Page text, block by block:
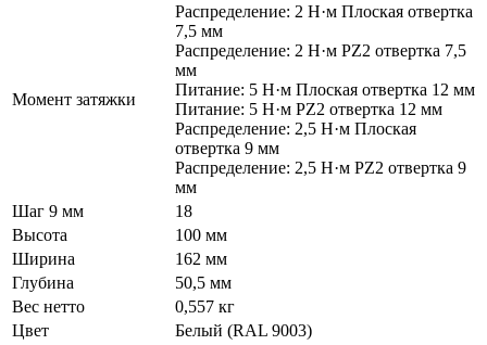
Момент затяжки
Распределение: 2 Н·м Плоская отвертка
7,5 мм
Распределение: 2 Н·м PZ2 отвертка 7,5
мм
Питание: 5 Н·м Плоская отвертка 12 мм
Питание: 5 Н·м PZ2 отвертка 12 мм
Распределение: 2,5 Н·м Плоская
отвертка 9 мм
Распределение: 2,5 Н·м PZ2 отвертка 9
мм
Шаг 9 мм
18
Высота
100 мм
Ширина
162 мм
Глубина
50,5 мм
Вес нетто
0,557 кг
Цвет
Белый (RAL 9003)